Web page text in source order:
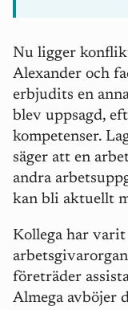
Nu ligger
Alexander och
erbjudits en
blev uppsagd,
kompetenser.
säger att en
andra
kan bli aktuellt
Kollega har
företräder
Almega avböjer